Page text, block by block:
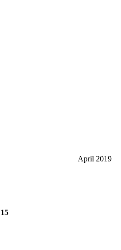
April 2019
15